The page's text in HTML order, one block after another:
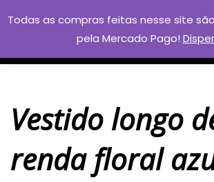
to
Vestido longo
renda floral
Todas as compras feitas nesse site
pela Mercado Pago!